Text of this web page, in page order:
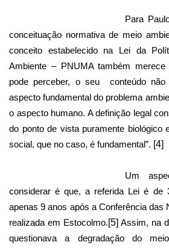
Para
conceituação normativa de meio
conceito estabelecido na Lei da
Ambiente – PNUMA também
pode perceber, o seu
conteúdo
aspecto fundamental do problema
o aspecto humano. A definição legal
do ponto de vista puramente biológico
social, que no caso, é fundamental”. [4]
Um
considerar é que, a referida Lei é de
apenas 9 anos após a Conferência das
realizada em Estocolmo.[5] Assim, na
questionava a degradação do